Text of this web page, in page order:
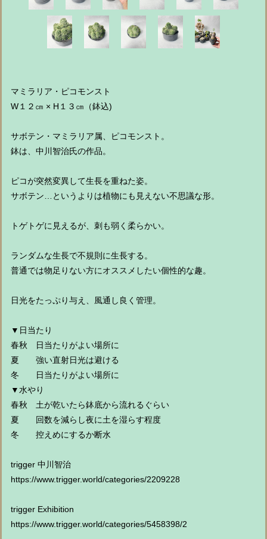
マミラリア・ピコモンスト
W１２㎝ × H１３㎝（鉢込)
サボテン・マミラリア属、ピコモンスト。
鉢は、中川智治氏の作品。
ピコが突然変異して生長を重ねた姿。
サボテン…というよりは植物にも見えない不思議な形。
トゲトゲに見えるが、刺も弱く柔らかい。
ランダムな生長で不規則に生長する。
普通では物足りない方にオススメしたい個性的な趣。
日光をたっぷり与え、風通し良く管理。
▼日当たり
春秋 日当たりがよい場所に
夏 強い直射日光は避ける
冬 日当たりがよい場所に
▼水やり
春秋 土が乾いたら鉢底から流れるぐらい
夏 回数を減らし夜に土を湿らす程度
冬 控えめにするか断水
trigger 中川智治
https://www.trigger.world/categories/2209228
trigger Exhibition
https://www.trigger.world/categories/5458398/2